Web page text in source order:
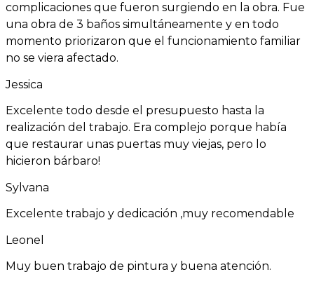
complicaciones que fueron surgiendo en la obra. Fue
una obra de 3 baños simultáneamente y en todo
momento priorizaron que el funcionamiento familiar
no se viera afectado.
Jessica
Excelente todo desde el presupuesto hasta la
realización del trabajo. Era complejo porque había
que restaurar unas puertas muy viejas, pero lo
hicieron bárbaro!
Sylvana
Excelente trabajo y dedicación ,muy recomendable
Leonel
Muy buen trabajo de pintura y buena atención.